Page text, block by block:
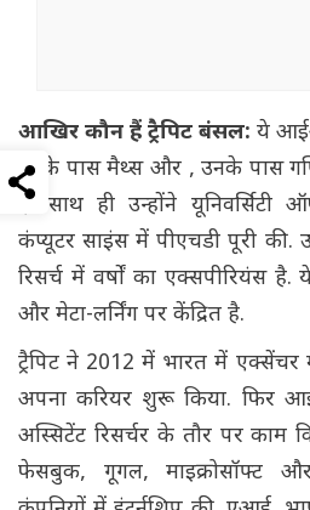
आखिर कौन हैं ट्रैपिट बंसल: ये
उनके पास मैथ्स और , उनके पास
है. साथ ही उन्होंने
कंप्यूटर साइंस में पीएचडी पूरी
रिसर्च में वर्षों का एक्सपीरियंस है.
और मेटा-लर्निंग पर केंद्रित है.
ट्रैपिट ने 2012 में भारत में
अपना करियर शुरू किया. फिर
अस्सिटेंट रिसर्चर के तौर पर काम
फेसबुक, गूगल, माइक्रोसॉफ्ट